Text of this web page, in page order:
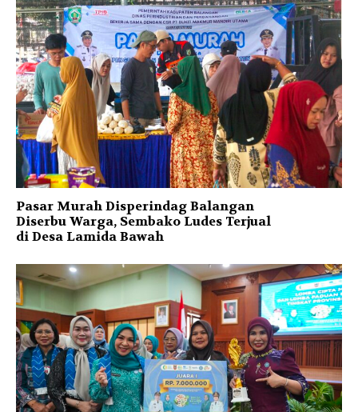
Pasar Murah Disperindag Balangan
Diserbu Warga, Sembako Ludes Terjual
di Desa Lamida Bawah